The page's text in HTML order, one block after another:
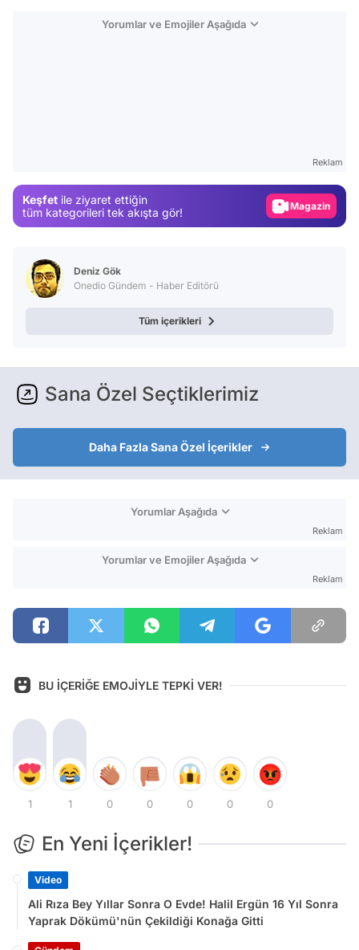
Yorumlar ve Emojiler Aşağıda
Reklam
Keşfet ile ziyaret ettiğin
tüm kategorileri tek akışta gör!
Magazin
Deniz Gök
Onedio Gündem - Haber Editörü
Tüm içerikleri
Sana Özel Seçtiklerimiz
Daha Fazla Sana Özel İçerikler
Yorumlar Aşağıda
Reklam
Yorumlar ve Emojiler Aşağıda
Reklam
BU İÇERİĞE EMOJİYLE TEPKİ VER!
1 1 0 0 0 0 0
En Yeni İçerikler!
Video
Ali Rıza Bey Yıllar Sonra O Evde! Halil Ergün 16 Yıl Sonra
Yaprak Dökümü'nün Çekildiği Konağa Gitti